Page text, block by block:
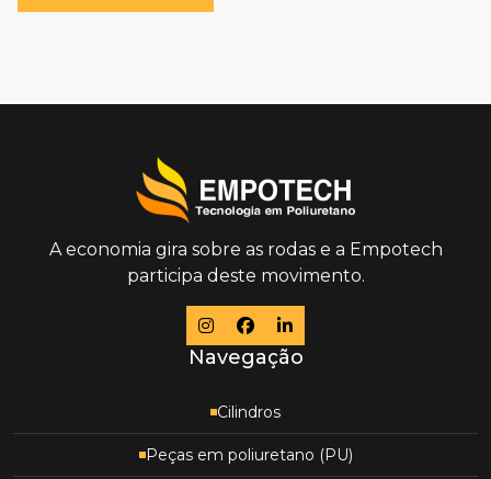
A economia gira sobre as rodas e a Empotech
participa deste movimento.
Navegação
Cilindros
Peças em poliuretano (PU)